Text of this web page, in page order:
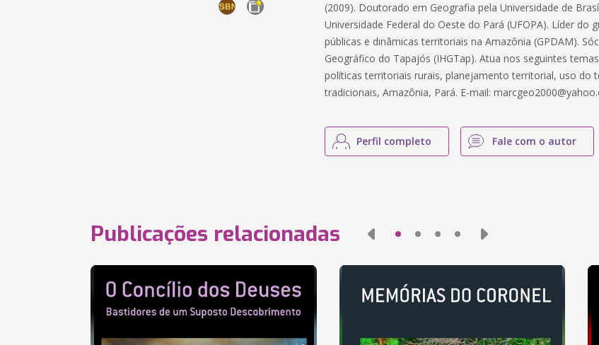
(2009). Doutorado em Geografia pela Universidade de
Universidade Federal do Oeste do Pará (UFOPA). Líder do
públicas e dinâmicas territoriais na Amazônia (GPDAM).
Geográfico do Tapajós (IHGTap). Atua nos seguintes
políticas territoriais rurais, planejamento territorial, uso do
tradicionais, Amazônia, Pará. E-mail:
Perfil completo Fale com o autor
Publicações relacionadas